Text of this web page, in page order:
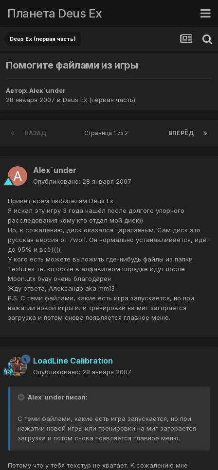
Планета Deus Ex
Deus Ex (первая часть)
Помогите файлами из игры
Автор: Alex`under
28 января 2007 в Deus Ex (первая часть)
НАЗАД ВПЕРЁД
Страница 1 из 2
Alex`under
Опубликовано: 28 января 2007
Привет всем любителям Deus Ex.
Я искал эту игру 3 года нашёл после долгого упорного
расследования кому кто отдал мой диск))
Но, к сожалению, диск оказался царапанным. Сам диск это
русская версия от 7wolf. Он нормально устанавливается, идёт
до 95% и всё((((
У кого есть можете выложить где-нибудь файлы из папки
Textures те, которые в алфавитном порядке идут после
Moon.utx буду очень благодарен
Жду ответа, Александр aka mm13
P.S. С теми файлами, какие есть игра запускается, но при
нажатии новой игры или тренировки на миг загорается
загрузка и потом снова появляется главное меню.
LoadLine Calibration
Опубликовано: 28 января 2007
Alex`under писал:
С теми файлами, какие есть игра запускается, но при
нажатии новой игры или тренировки на миг загорается
загрузка и потом снова появляется главное меню.
Потому что у тебя текстур не хватает. К сожалению мне